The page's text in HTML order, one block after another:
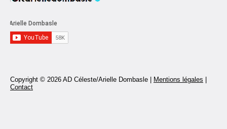
Copyright © 2026 AD Céleste/Arielle Dombasle | Mentions légales |
Contact